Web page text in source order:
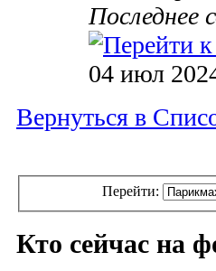
Последнее
04 июл
Вернуться в
Перейти:
Кто сейчас на